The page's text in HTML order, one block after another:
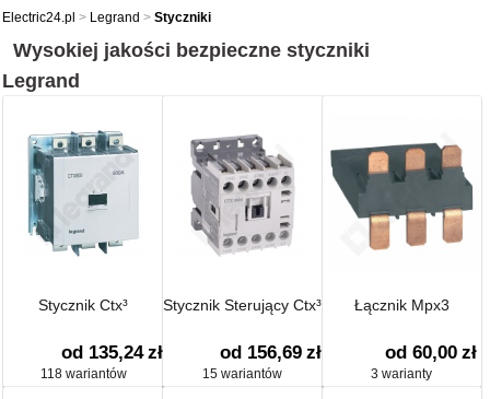
Electric24.pl Legrand Styczniki
Wysokiej jakości bezpieczne styczniki
Legrand
Stycznik Ctx³
od 135,24 zł
118 wariantów
Stycznik Sterujący Ctx³
od 156,69 zł
15 wariantów
Łącznik Mpx3
od 60,00 zł
3 warianty